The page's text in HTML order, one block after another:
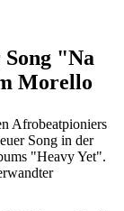
"Na
Morello
Afrobeatpioniers
Song in der
"Heavy Yet".